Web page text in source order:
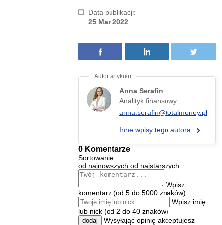
Data publikacji:
25 Mar 2022
Anna Serafin
Analityk finansowy
anna.serafin@totalmoney.pl
Inne wpisy tego autora
0 Komentarze
Sortowanie
od najnowszych od najstarszych
Wpisz
komentarz (od 5 do 5000 znaków)
Wpisz imię
lub nick (od 2 do 40 znaków)
dodaj
Wysyłając opinię akceptujesz